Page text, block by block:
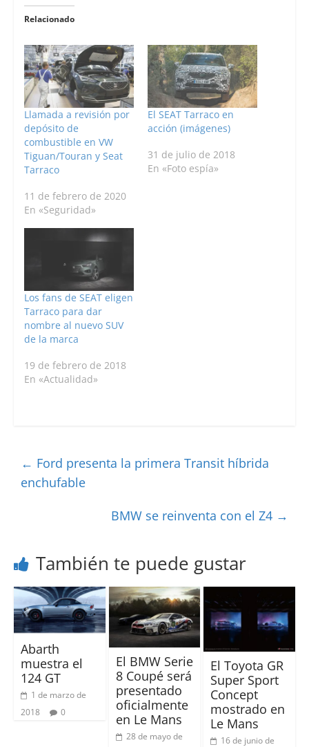
Relacionado
Llamada a revisión por
depósito de
combustible en VW
Tiguan/Touran y Seat
Tarraco
11 de febrero de 2020
En «Seguridad»
El SEAT Tarraco en
acción (imágenes)
31 de julio de 2018
En «Foto espía»
Los fans de SEAT eligen
Tarraco para dar
nombre al nuevo SUV
de la marca
19 de febrero de 2018
En «Actualidad»
← Ford presenta la primera Transit híbrida
enchufable
BMW se reinventa con el Z4 →
También te puede gustar
Abarth
muestra el
124 GT
1 de marzo de
2018
0
El BMW Serie
8 Coupé será
presentado
oficialmente
en Le Mans
28 de mayo de
El Toyota GR
Super Sport
Concept
mostrado en
Le Mans
16 de junio de